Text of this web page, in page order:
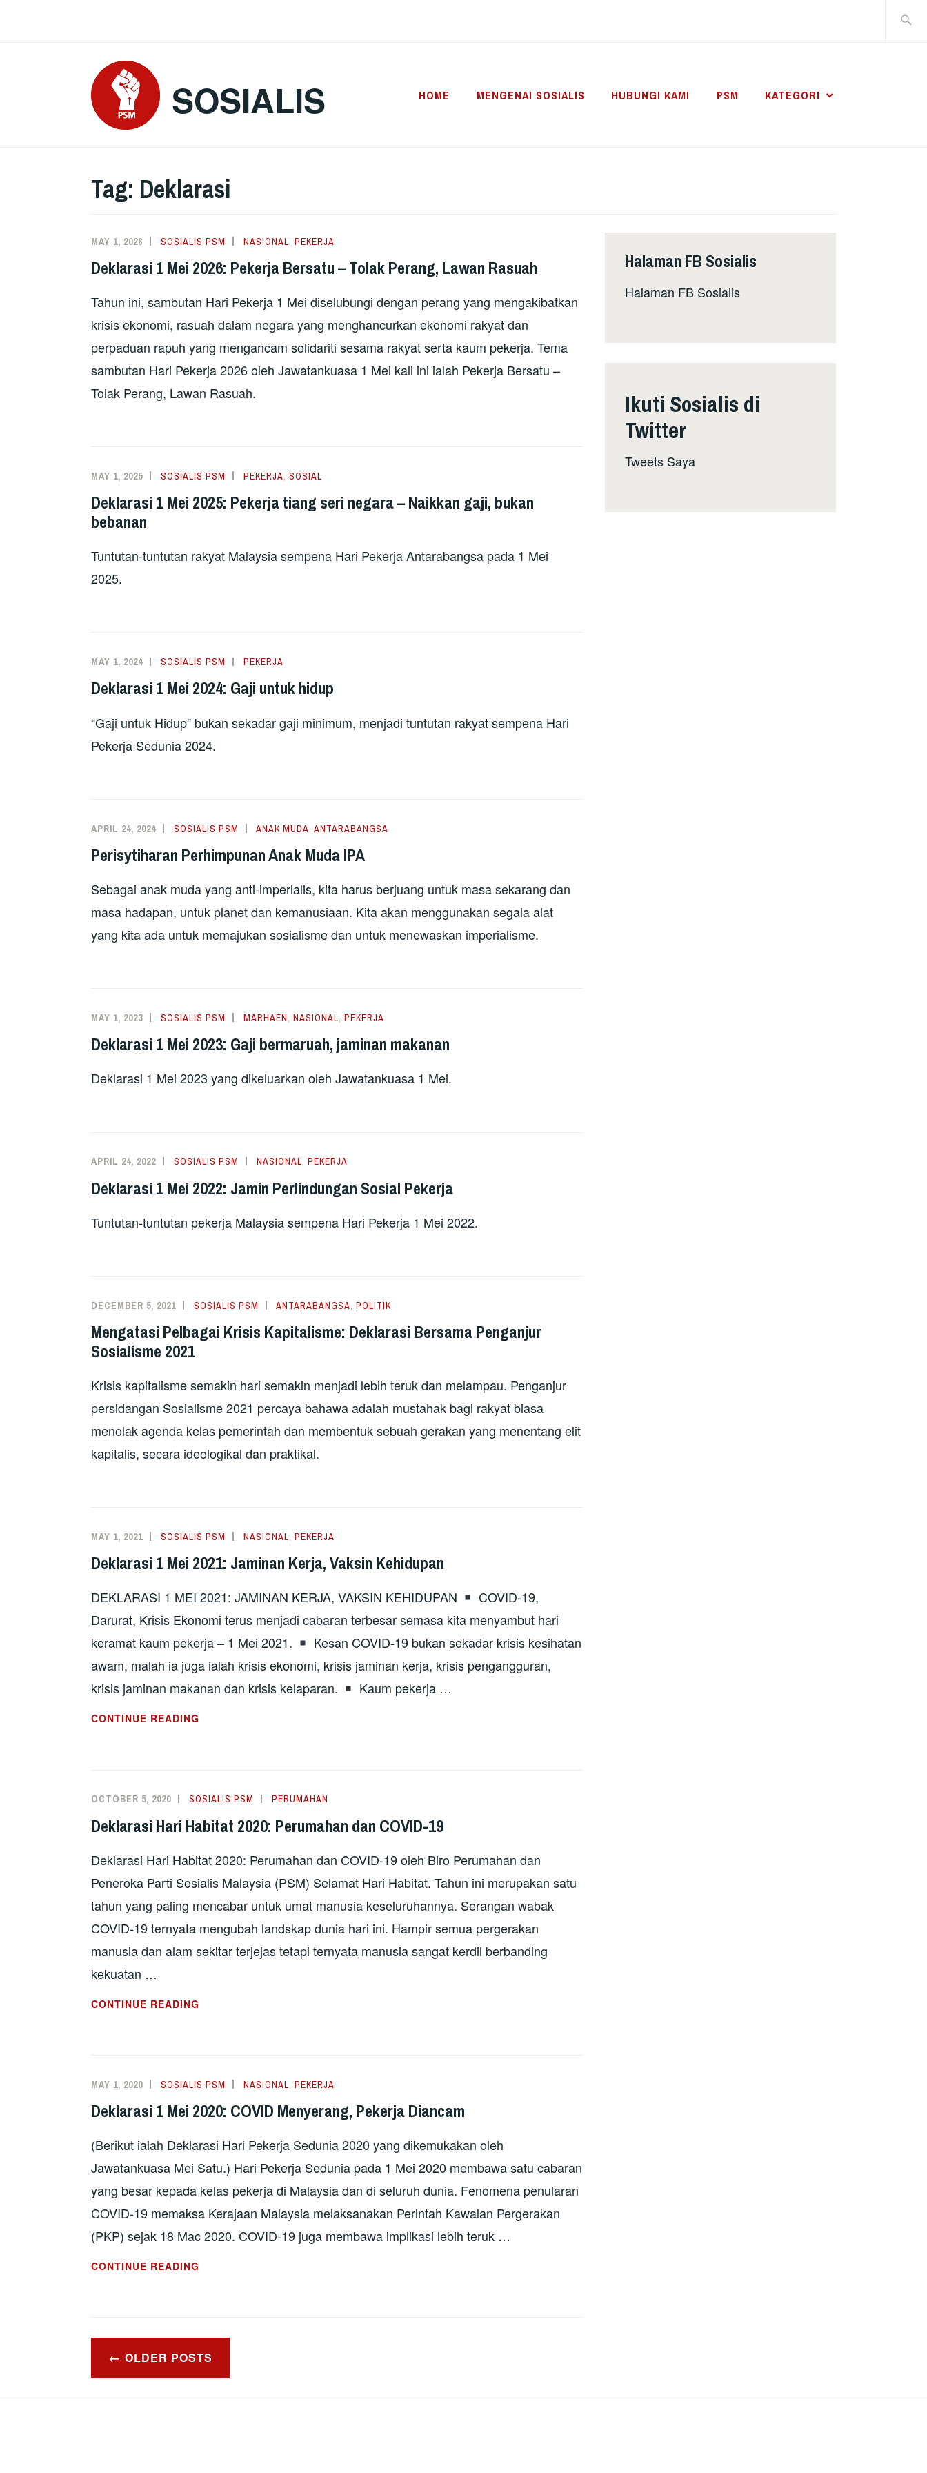
SOSIALIS HOME MENGENAI SOSIALIS HUBUNGI KAMI PSM KATEGORI
Tag: Deklarasi
MAY 1, 2026 SOSIALIS PSM NASIONAL PEKERJA
Deklarasi 1 Mei 2026: Pekerja Bersatu – Tolak Perang, Lawan Rasuah
Tahun ini, sambutan Hari Pekerja 1 Mei diselubungi dengan perang yang mengakibatkan
krisis ekonomi, rasuah dalam negara yang menghancurkan ekonomi rakyat dan
perpaduan rapuh yang mengancam solidariti sesama rakyat serta kaum pekerja. Tema
sambutan Hari Pekerja 2026 oleh Jawatankuasa 1 Mei kali ini ialah Pekerja Bersatu –
Tolak Perang, Lawan Rasuah.
MAY 1, 2025 SOSIALIS PSM PEKERJA, SOSIAL
Deklarasi 1 Mei 2025: Pekerja tiang seri negara – Naikkan gaji, bukan
bebanan
Tuntutan-tuntutan rakyat Malaysia sempena Hari Pekerja Antarabangsa pada 1 Mei
2025.
MAY 1, 2024 SOSIALIS PSM PEKERJA
Deklarasi 1 Mei 2024: Gaji untuk hidup
“Gaji untuk Hidup” bukan sekadar gaji minimum, menjadi tuntutan rakyat sempena Hari
Pekerja Sedunia 2024.
APRIL 24, 2024 SOSIALIS PSM ANAK MUDA, ANTARABANGSA
Perisytiharan Perhimpunan Anak Muda IPA
Sebagai anak muda yang anti-imperialis, kita harus berjuang untuk masa sekarang dan
masa hadapan, untuk planet dan kemanusiaan. Kita akan menggunakan segala alat
yang kita ada untuk memajukan sosialisme dan untuk menewaskan imperialisme.
MAY 1, 2023 SOSIALIS PSM MARHAEN, NASIONAL, PEKERJA
Deklarasi 1 Mei 2023: Gaji bermaruah, jaminan makanan
Deklarasi 1 Mei 2023 yang dikeluarkan oleh Jawatankuasa 1 Mei.
APRIL 24, 2022 SOSIALIS PSM NASIONAL, PEKERJA
Deklarasi 1 Mei 2022: Jamin Perlindungan Sosial Pekerja
Tuntutan-tuntutan pekerja Malaysia sempena Hari Pekerja 1 Mei 2022.
DECEMBER 5, 2021 SOSIALIS PSM ANTARABANGSA, POLITIK
Mengatasi Pelbagai Krisis Kapitalisme: Deklarasi Bersama Penganjur
Sosialisme 2021
Krisis kapitalisme semakin hari semakin menjadi lebih teruk dan melampau. Penganjur
persidangan Sosialisme 2021 percaya bahawa adalah mustahak bagi rakyat biasa
menolak agenda kelas pemerintah dan membentuk sebuah gerakan yang menentang elit
kapitalis, secara ideologikal dan praktikal.
MAY 1, 2021 SOSIALIS PSM NASIONAL, PEKERJA
Deklarasi 1 Mei 2021: Jaminan Kerja, Vaksin Kehidupan
DEKLARASI 1 MEI 2021: JAMINAN KERJA, VAKSIN KEHIDUPAN
COVID-19,
Darurat, Krisis Ekonomi terus menjadi cabaran terbesar semasa kita menyambut hari
keramat kaum pekerja – 1 Mei 2021.
Kesan COVID-19 bukan sekadar krisis kesihatan
awam, malah ia juga ialah krisis ekonomi, krisis jaminan kerja, krisis pengangguran,
krisis jaminan makanan dan krisis kelaparan.
Kaum pekerja …
CONTINUE READING
VAKSIN
OCTOBER 5, 2020 SOSIALIS PSM PERUMAHAN
Deklarasi Hari Habitat 2020: Perumahan dan COVID-19
Deklarasi Hari Habitat 2020: Perumahan dan COVID-19 oleh Biro Perumahan dan
Peneroka Parti Sosialis Malaysia (PSM) Selamat Hari Habitat. Tahun ini merupakan satu
tahun yang paling mencabar untuk umat manusia keseluruhannya. Serangan wabak
COVID-19 ternyata mengubah landskap dunia hari ini. Hampir semua pergerakan
manusia dan alam sekitar terjejas tetapi ternyata manusia sangat kerdil berbanding
kekuatan …
CONTINUE READING
DAN
COVID-
MAY 1, 2020 SOSIALIS PSM NASIONAL, PEKERJA
Deklarasi 1 Mei 2020: COVID Menyerang, Pekerja Diancam
(Berikut ialah Deklarasi Hari Pekerja Sedunia 2020 yang dikemukakan oleh
Jawatankuasa Mei Satu.) Hari Pekerja Sedunia pada 1 Mei 2020 membawa satu cabaran
yang besar kepada kelas pekerja di Malaysia dan di seluruh dunia. Fenomena penularan
COVID-19 memaksa Kerajaan Malaysia melaksanakan Perintah Kawalan Pergerakan
(PKP) sejak 18 Mac 2020. COVID-19 juga membawa implikasi lebih teruk …
CONTINUE READING
COVID
MENYERANG,
Posts
navigation
OLDER POSTS
Halaman FB Sosialis
Halaman FB Sosialis
Ikuti Sosialis di
Twitter
Tweets Saya